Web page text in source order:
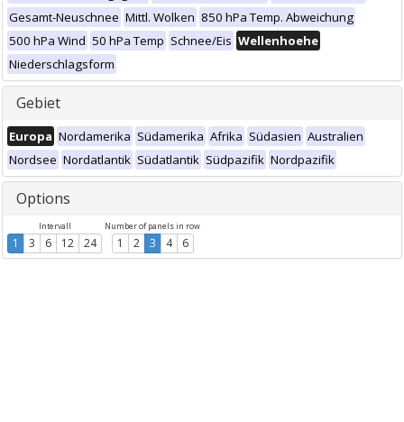
Gesamt-Neuschnee Mittl. Wolken 850 hPa Temp. Abweichung
500 hPa Wind 50 hPa Temp Schnee/Eis Wellenhoehe
Niederschlagsform
Gebiet
Europa Nordamerika Südamerika Afrika Südasien Australien
Nordsee Nordatlantik Südatlantik Südpazifik Nordpazifik
Options
Intervall
1 3 6 12 24
Number of panels in row
1 2 3 4 6